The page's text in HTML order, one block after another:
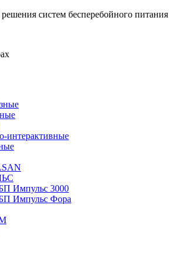
систем бесперебойного питания
интерактивные
Импульс 3000
Импульс Фора